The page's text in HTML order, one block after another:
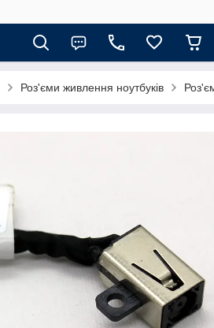
Роз'єми живлення ноутбуків